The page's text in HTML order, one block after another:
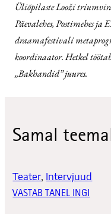
Üliõpilaste Looži
Päevalehes, Postimehes
draamafestivali
koordinaator. Hetkel
„Bakhandid” juures.
Samal
Teater, Intervjuud
VASTAB TANEL INGI